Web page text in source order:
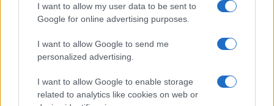
I want to allow my user data to be sent to
Google for online advertising purposes.
I want to allow Google to send me
personalized advertising.
I want to allow Google to enable storage
related to analytics like cookies on web or
attraverso la natura e il rilassamento.
Redazione · 26 Feb 2025